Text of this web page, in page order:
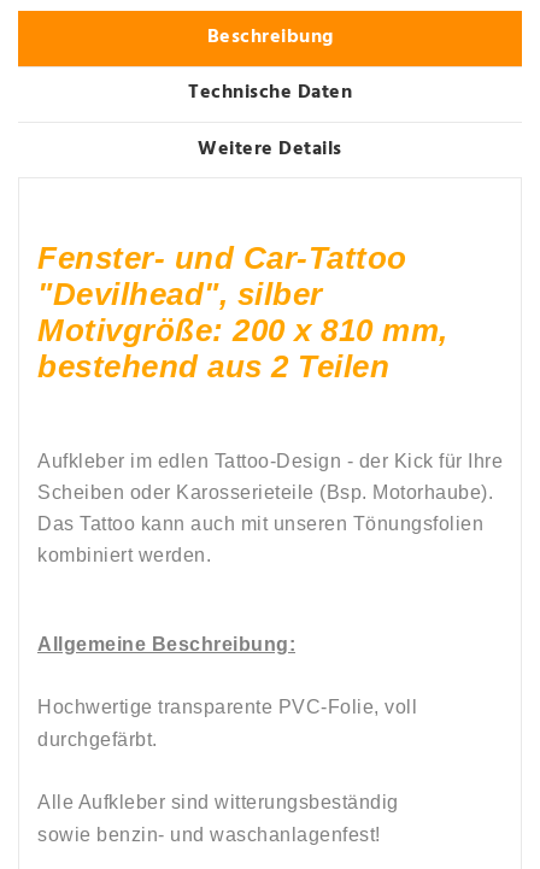
Beschreibung
Technische Daten
Weitere Details
Fenster- und Car-Tattoo
"Devilhead", silber
Motivgröße: 200 x 810 mm,
bestehend aus 2 Teilen
Aufkleber im edlen Tattoo-Design - der Kick für Ihre
Scheiben oder Karosserieteile (Bsp. Motorhaube).
Das Tattoo kann auch mit unseren Tönungsfolien
kombiniert werden.
Allgemeine Beschreibung:
Hochwertige transparente PVC-Folie, voll
durchgefärbt.
Alle Aufkleber sind witterungsbeständig
sowie benzin- und waschanlagenfest!